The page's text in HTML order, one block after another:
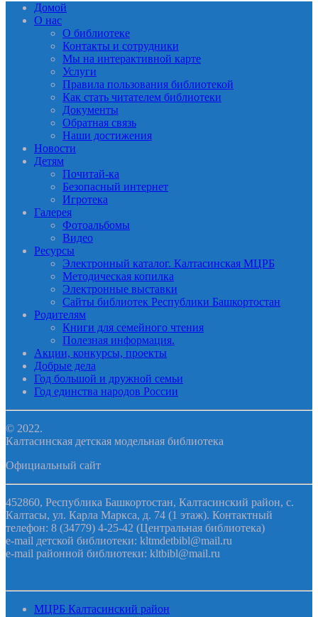
Домой
О нас
О библиотеке
Контакты и сотрудники
Мы на интерактивной карте
Услуги
Правила пользования библиотекой
Как стать читателем библиотеки
Документы
Обратная связь
Наши достижения
Новости
Детям
Почитай-ка
Безопасный интернет
Игротека
Галерея
Фотоальбомы
Видео
Ресурсы
Электронный каталог. Калтасинская МЦРБ
Методическая копилка
Электронные выставки
Сайты библиотек Республики Башкортостан
Родителям
Книги для семейного чтения
Полезная информация.
Акции, конкурсы, проекты
Добрые дела
Год большой и дружной семьи
Год единства народов России
© 2022.
Калтасинская детская модельная библиотека
Официальный сайт
452860, Республика Башкортостан, Калтасинский район, с.
Калтасы, ул. Карла Маркса, д. 74 (1 этаж). Контактный
телефон: 8 (34779) 4-25-42 (Центральная библиотека)
e-mail детской библиотеки: kltmdetbibl@mail.ru
e-mail районной библиотеки: kltbibl@mail.ru
МЦРБ Калтасинский район